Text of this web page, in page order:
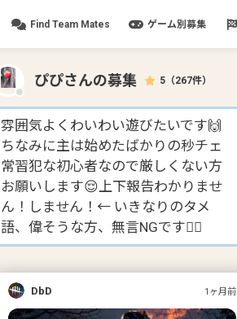
Find Team Mates ゲーム別募集
ぴぴさんの募集 5 （267件）
雰囲気よくわいわい遊びたいです🙌
ちなみに主は始めたばかりの秒チェ
常習犯な初心者なので厳しくない方
お願いします😌上下報告わかりませ
ん！しません！← いきなりのタメ
語、偉そうな方、無言NGです🙅‍♀️
DbD 1ヶ月前